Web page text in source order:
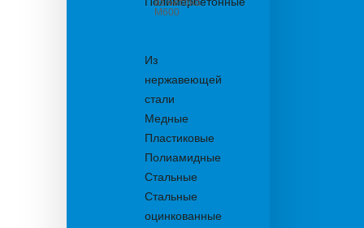
из бетона
М600
Из
нержавеющей
стали
Медные
Пластиковые
Полиамидные
Стальные
Стальные
оцинкованные